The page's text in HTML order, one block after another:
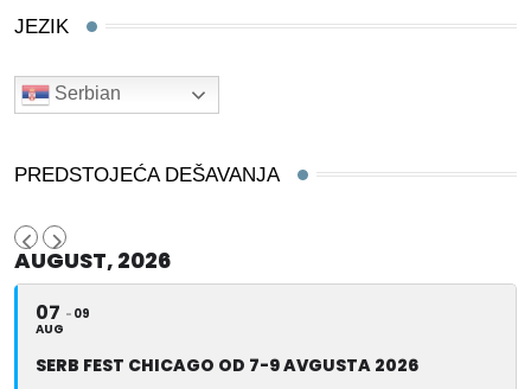
JEZIK
Serbian
PREDSTOJEĆA DEŠAVANJA
AUGUST, 2026
07
AUG
09
SERB FEST CHICAGO OD 7-9 AVGUSTA 2026